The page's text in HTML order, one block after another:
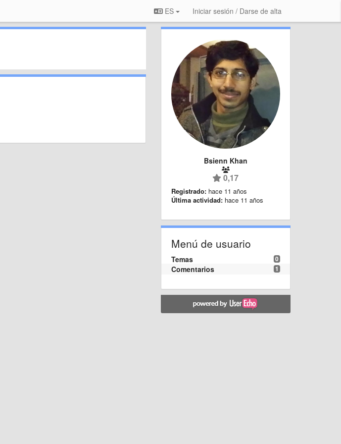
ES Iniciar sesión / Darse de alta
Bsienn Khan
0,17
Registrado: hace 11 años
Última actividad: hace 11 años
Menú de usuario
0
Temas
1
Comentarios